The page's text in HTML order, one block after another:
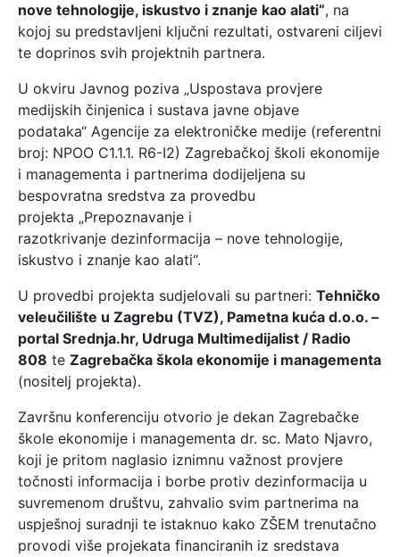
nove tehnologije, iskustvo i znanje kao alati“, na
kojoj su predstavljeni ključni rezultati, ostvareni ciljevi
te doprinos svih projektnih partnera.
U okviru Javnog poziva „Uspostava provjere
medijskih činjenica i sustava javne objave
podataka“ Agencije za elektroničke medije (referentni
broj: NPOO C1.1.1. R6-I2) Zagrebačkoj školi ekonomije
i managementa i partnerima dodijeljena su
bespovratna sredstva za provedbu
projekta „Prepoznavanje i
razotkrivanje dezinformacija – nove tehnologije,
iskustvo i znanje kao alati“.
U provedbi projekta sudjelovali su partneri: Tehničko
veleučilište u Zagrebu (TVZ), Pametna kuća d.o.o. –
portal Srednja.hr, Udruga Multimedijalist / Radio
808 te Zagrebačka škola ekonomije i managementa
(nositelj projekta).
Završnu konferenciju otvorio je dekan Zagrebačke
škole ekonomije i managementa dr. sc. Mato Njavro,
koji je pritom naglasio iznimnu važnost provjere
točnosti informacija i borbe protiv dezinformacija u
suvremenom društvu, zahvalio svim partnerima na
uspješnoj suradnji te istaknuo kako ZŠEM trenutačno
provodi više projekata financiranih iz sredstava